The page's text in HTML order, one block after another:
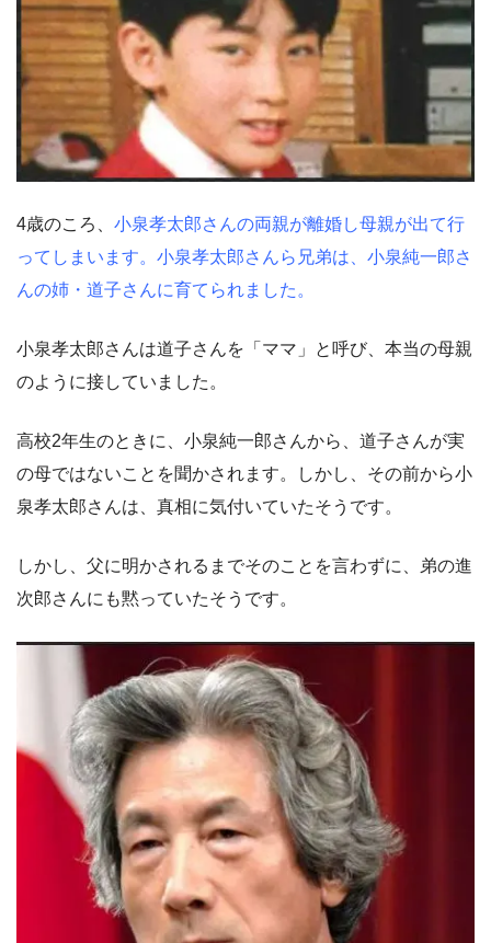
4歳のころ、 小泉孝太郎さんの両親が離婚し母親が出て行
ってしまいます。小泉孝太郎さんら兄弟は、小泉純一郎さ
んの姉・道子さんに育てられました。
小泉孝太郎さんは道子さんを「ママ」と呼び、本当の母親
のように接していました。
高校2年生のときに、小泉純一郎さんから、道子さんが実
の母ではないことを聞かされます。しかし、その前から小
泉孝太郎さんは、真相に気付いていたそうです。
しかし、父に明かされるまでそのことを言わずに、弟の進
次郎さんにも黙っていたそうです。